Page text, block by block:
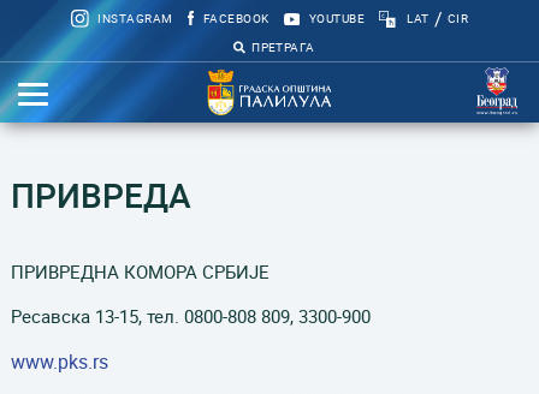
INSTAGRAM FACEBOOK YOUTUBE LAT / CIR
ПРЕТРАГА
ПРИВРЕДА
ПРИВРЕДНА КОМОРА СРБИЈЕ
Ресавска 13-15, тел. 0800-808 809, 3300-900
www.pks.rs